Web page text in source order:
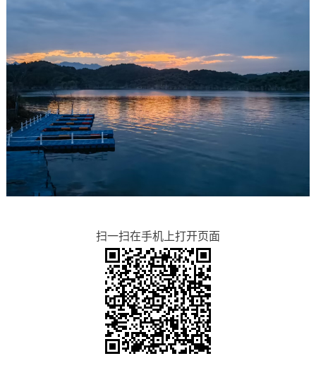
扫一扫在手机上打开页面